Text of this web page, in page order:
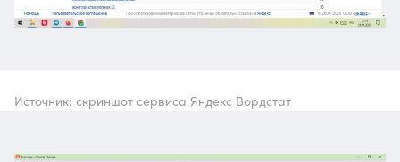
Источник: скриншот сервиса Яндекс Вордстат